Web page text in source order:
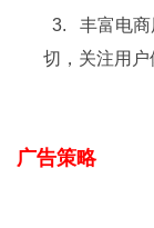
3. 丰富电商用
切，关注用户
广告策略